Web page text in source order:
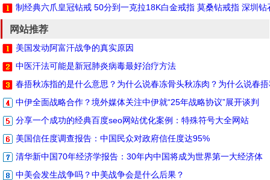
制经典六爪皇冠钻戒 50分到一克拉18K白金戒指 莫桑钻戒指 深圳钻
网站推荐
美国发动阿富汗战争的真实原因
中医汗法可能是新冠肺炎病毒最好治疗方法
春捂秋冻指的是什么意思？为什么说春冻骨头秋冻肉？为什么说春
中伊全面战略合作？境外媒体关注中伊就“25年战略协议”展开谈判
分享一个成功的经典百度seo网站优化案例：特殊符号大全网站
美国信任度调查报告：中国民众对政府信任度达95%
清华新中国70年经济学报告：30年内中国将成为世界第一大经济体
中美会发生战争吗？中美战争会是什么后果？